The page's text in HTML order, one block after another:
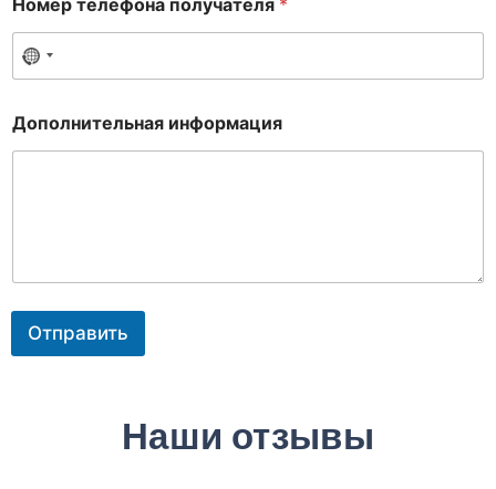
No country selected
Дополнительная информация
Отправить
Наши отзывы